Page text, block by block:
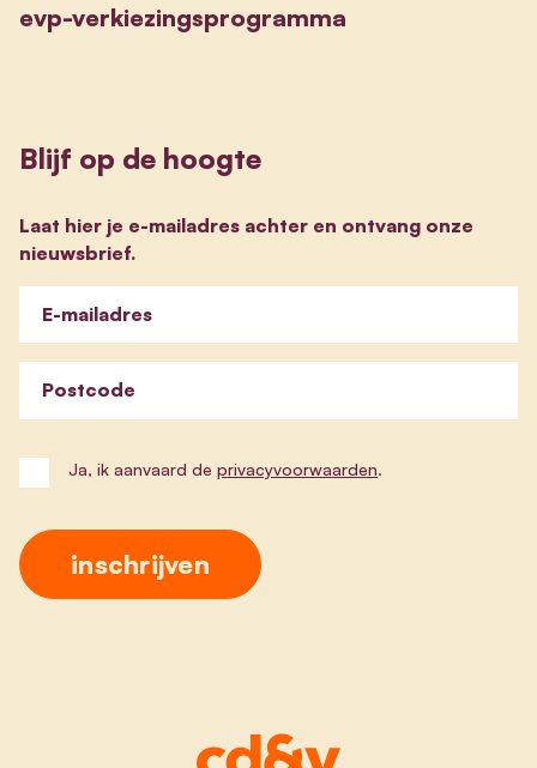
evp-verkiezingsprogramma
Blijf op de hoogte
Laat hier je e-mailadres achter en ontvang onze
nieuwsbrief.
E-mailadres
Postcode
Ja, ik aanvaard de privacyvoorwaarden.